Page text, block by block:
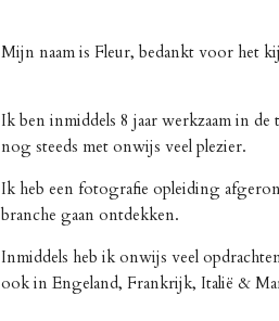
Mijn naam is Fleur, bedankt
Ik ben inmiddels 8 jaar werkzaam in
nog steeds met onwijs veel plezier.
Ik heb een fotografie opleiding
branche gaan ontdekken.
Inmiddels heb ik onwijs veel
ook in Engeland, Frankrijk, Italië &